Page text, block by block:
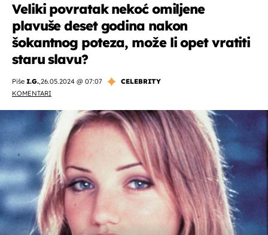
Veliki povratak nekoć omiljene
plavuše deset godina nakon
šokantnog poteza, može li opet vratiti
staru slavu?
Piše I.G.,26.05.2024 @ 07:07
CELEBRITY
KOMENTARI
OMOGUĆI OBAVIJESTI